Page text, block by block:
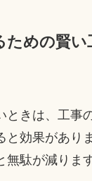
ための賢い
ときは、工事
と効果があり
駄が減ります